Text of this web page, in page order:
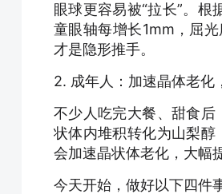
眼球更容易被“拉长”。
童眼轴每增长1mm，屈
才是隐形推手。
2. 成年人：加速晶体老化
不少人吃完大餐、甜食
状体内堆积转化为山梨
会加速晶状体老化，大幅
今天开始，做好以下四件